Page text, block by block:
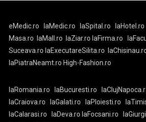
eMedic.ro laMedic.ro laSpital.ro laHotel.ro
Masa.ro
laMall.ro laZiar.ro laFirma.ro
Suceava.ro laExecutareSilita.ro
laPiatraNeamt.ro High-Fashion.ro
laRomania.ro laBucuresti.ro
laCraiova.ro
laGalati.ro laPloiesti.ro
laCalarasi.ro
laDeva.ro laFocsani.ro